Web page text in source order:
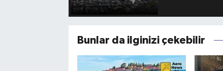
Bunlar da ilginizi çekebilir